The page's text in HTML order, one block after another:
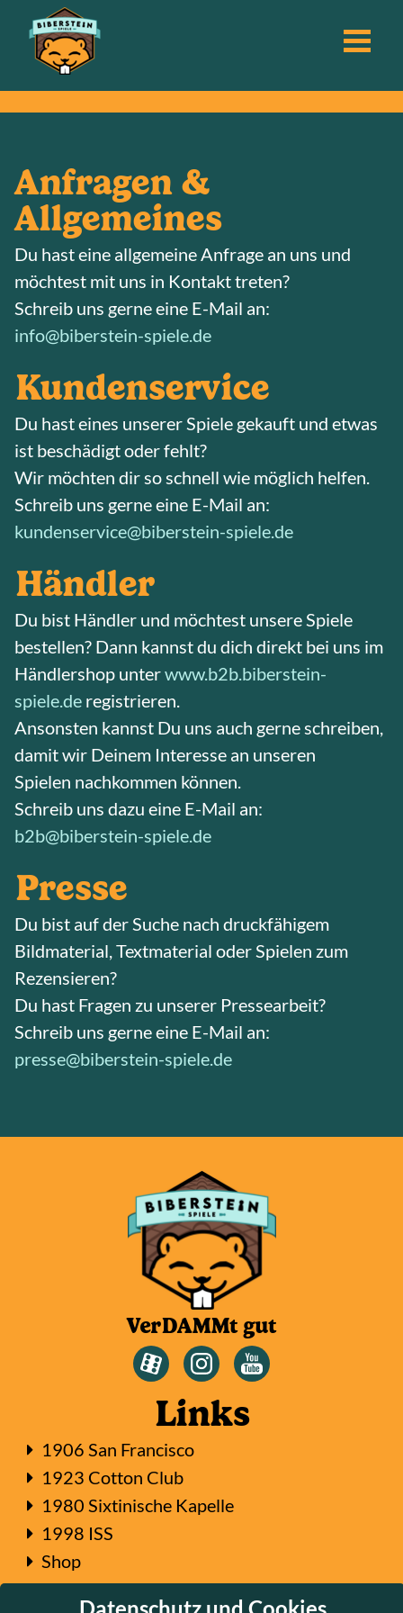
Anfragen &
Allgemeines
Du hast eine allgemeine Anfrage an uns und
möchtest mit uns in Kontakt treten?
Schreib uns gerne eine E-Mail an:
info@biberstein-spiele.de
Kundenservice
Du hast eines unserer Spiele gekauft und etwas
ist beschädigt oder fehlt?
Wir möchten dir so schnell wie möglich helfen.
Schreib uns gerne eine E-Mail an:
kundenservice@biberstein-spiele.de
Händler
Du bist Händler und möchtest unsere Spiele
bestellen? Dann kannst du dich direkt bei uns im
Händlershop unterwww.b2b.biberstein-
spiele.de registrieren.
Ansonsten kannst Du uns auch gerne schreiben,
damit wir Deinem Interesse an unseren
Spielen nachkommen können.
Schreib uns dazu eine E-Mail an:
b2b@biberstein-spiele.de
Presse
Du bist auf der Suche nach druckfähigem
Bildmaterial, Textmaterial oder Spielen zum
Rezensieren?
Du hast Fragen zu unserer Pressearbeit?
Schreib uns gerne eine E-Mail an:
presse@biberstein-spiele.de
VerDAMMt gut
Links
1906 San Francisco
1923 Cotton Club
1980 Sixtinische Kapelle
1998 ISS
Shop
Berlin Brettspiel Con